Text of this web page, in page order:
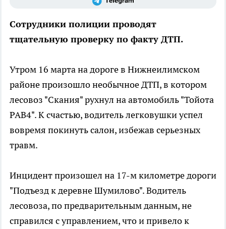
Сотрудники полиции проводят
тщательную проверку по факту ДТП.
Утром 16 марта на дороге в Нижнеилимском
районе произошло необычное ДТП, в котором
лесовоз "Скания" рухнул на автомобиль "Тойота
РАВ4". К счастью, водитель легковушки успел
вовремя покинуть салон, избежав серьезных
травм.
Инцидент произошел на 17-м километре дороги
"Подъезд к деревне Шумилово". Водитель
лесовоза, по предварительным данным, не
справился с управлением, что и привело к